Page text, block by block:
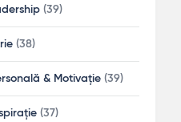
(39)
(38)
& Motivație (39)
(37)